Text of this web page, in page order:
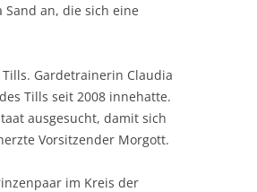
an, die sich eine
Gardetrainerin Claudia
Tills seit 2008 innehatte.
ausgesucht, damit sich
Vorsitzender Morgott.
im Kreis der